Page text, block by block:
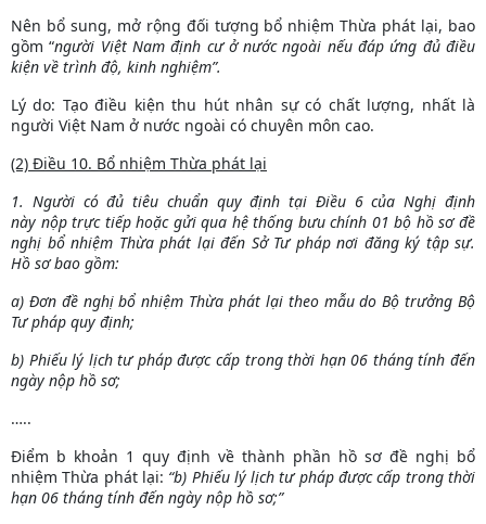
Nên bổ sung, mở rộng đối tượng bổ nhiệm Thừa phát lại, bao
gồm “người Việt Nam định cư ở nước ngoài nếu đáp ứng đủ điều
kiện về trình độ, kinh nghiệm”.
Lý do: Tạo điều kiện thu hút nhân sự có chất lượng, nhất là
người Việt Nam ở nước ngoài có chuyên môn cao.
(2) Điều 10. Bổ nhiệm Thừa phát lại
1. Người có đủ tiêu chuẩn quy định tại Điều 6 của Nghị định
này nộp trực tiếp hoặc gửi qua hệ thống bưu chính 01 bộ hồ sơ đề
nghị bổ nhiệm Thừa phát lại đến Sở Tư pháp nơi đăng ký tập sự.
Hồ sơ bao gồm:
a) Đơn đề nghị bổ nhiệm Thừa phát lại theo mẫu do Bộ trưởng Bộ
Tư pháp quy định;
b) Phiếu lý lịch tư pháp được cấp trong thời hạn 06 tháng tính đến
ngày nộp hồ sơ;
…..
Điểm b khoản 1 quy định về thành phần hồ sơ đề nghị bổ
nhiệm Thừa phát lại: “b) Phiếu lý lịch tư pháp được cấp trong thời
hạn 06 tháng tính đến ngày nộp hồ sơ;”